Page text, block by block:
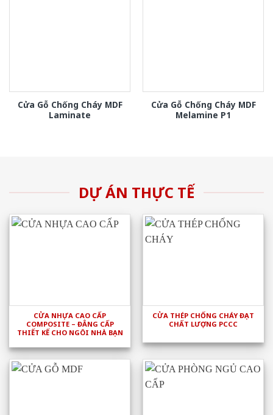
Cửa Gỗ Chống Cháy MDF
Laminate
Cửa Gỗ Chống Cháy MDF
Melamine P1
DỰ ÁN THỰC TẾ
CỬA NHỰA CAO CẤP
COMPOSITE – ĐẲNG CẤP
THIẾT KẾ CHO NGÔI NHÀ BẠN
CỬA THÉP CHỐNG CHÁY ĐẠT
CHẤT LƯỢNG PCCC